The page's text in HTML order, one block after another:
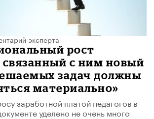
эксперта
рост
связанный с ним новый
задач должны
материально»
заработной платой педагогов в
уделено не очень много